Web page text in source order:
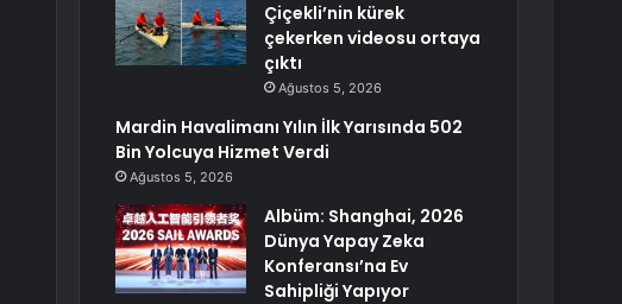
Çiçekli’nin kürek
çekerken videosu ortaya
çıktı
Ağustos 5, 2026
Mardin Havalimanı Yılın İlk Yarısında 502
Bin Yolcuya Hizmet Verdi
Ağustos 5, 2026
Albüm: Shanghai, 2026
Dünya Yapay Zeka
Konferansı’na Ev
Sahipliği Yapıyor